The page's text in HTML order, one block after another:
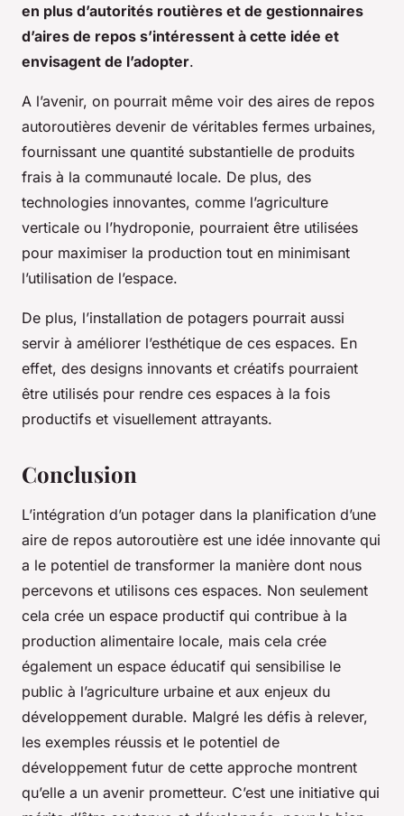
en plus d’autorités routières et de gestionnaires
d’aires de repos s’intéressent à cette idée et
envisagent de l’adopter.
A l’avenir, on pourrait même voir des aires de repos
autoroutières devenir de véritables fermes urbaines,
fournissant une quantité substantielle de produits
frais à la communauté locale. De plus, des
technologies innovantes, comme l’agriculture
verticale ou l’hydroponie, pourraient être utilisées
pour maximiser la production tout en minimisant
l’utilisation de l’espace.
De plus, l’installation de potagers pourrait aussi
servir à améliorer l’esthétique de ces espaces. En
effet, des designs innovants et créatifs pourraient
être utilisés pour rendre ces espaces à la fois
productifs et visuellement attrayants.
Conclusion
L’intégration d’un potager dans la planification d’une
aire de repos autoroutière est une idée innovante qui
a le potentiel de transformer la manière dont nous
percevons et utilisons ces espaces. Non seulement
cela crée un espace productif qui contribue à la
production alimentaire locale, mais cela crée
également un espace éducatif qui sensibilise le
public à l’agriculture urbaine et aux enjeux du
développement durable. Malgré les défis à relever,
les exemples réussis et le potentiel de
développement futur de cette approche montrent
qu’elle a un avenir prometteur. C’est une initiative qui